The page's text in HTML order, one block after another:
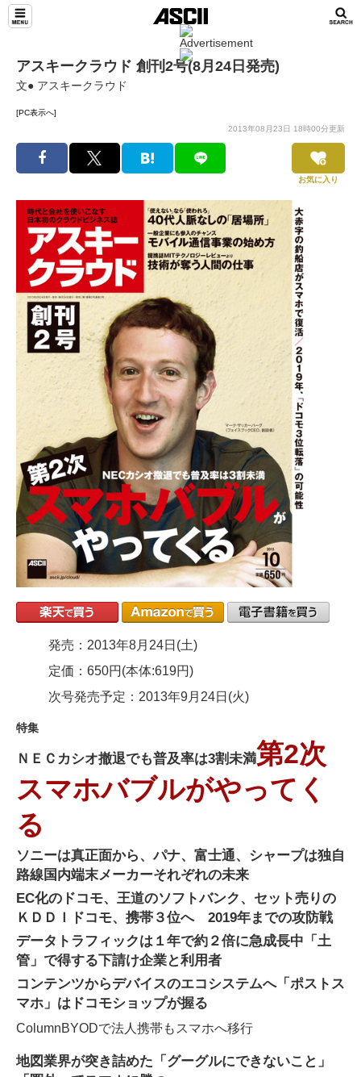
アスキークラウド 創刊2号(8月24日発売)
文● アスキークラウド
[PC表示へ]
2013年08月23日 18時00分更新
お気に入り
発売：2013年8月24日(土)
定価：650円(本体:619円)
次号発売予定：2013年9月24日(火)
特集
ＮＥＣカシオ撤退でも普及率は3割未満第2次
スマホバブルがやってく
る
ソニーは真正面から、パナ、富士通、シャープは独自
路線 国内端末メーカーそれぞれの未来
EC化のドコモ、王道のソフトバンク、セット売りの
ＫＤＤＩ
ドコモ、携帯３位へ 2019年までの攻防戦
データトラフィックは１年で約２倍に急成長中 「土
管」で得する下請け企業と利用者
コンテンツからデバイスのエコシステムへ「ポストス
マホ」はドコモショップが握る
ColumnBYODで法人携帯もスマホへ移行
地図業界が突き詰めた「グーグルにできないこと」